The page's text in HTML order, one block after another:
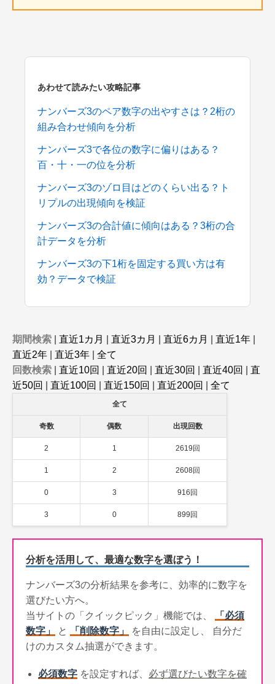
あわせて読みたい攻略記事
ナンバーズ3のペア数字の出やすさは？2桁の
組み合わせ傾向を分析
ナンバーズ3で各位の数字に偏りはある？
百・十・一の位を分析
ナンバーズ3のゾロ目はどのくらい出る？ト
リプルの出現傾向を検証
ナンバーズ3の合計値に傾向はある？3桁の合
計データを分析
ナンバーズ3の下1桁を固定する買い方は有
効？データで検証
期間検索 直近1カ月 直近3カ月 直近6カ月 直近1年
直近2年
直近3年
全て
回数検索
直近10回 直近20回 直近30回 直近40回
直
近50回
直近100回 直近150回 直近200回 全て
全て
奇数 偶数 出現回数
2 1 2619回
1 2 2608回
0 3 916回
3 0 899回
分析を活用して、最適な数字を選ぼう！
ナンバーズ3の分析結果を参考に、効率的に数字を
選びたい方へ。
当サイトの「クイックピック」機能では、
「必須
数字」
と 「削除数字」
を自由に設定し、 自分だ
けのカスタム抽選ができます。
必須数字 を設定すれば、 必ず選びたい数字を確